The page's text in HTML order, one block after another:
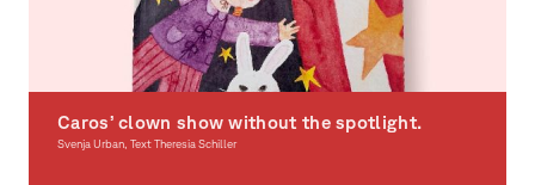
Caros’ clown show without the spotlight.
Svenja Urban, Text Theresia Schiller